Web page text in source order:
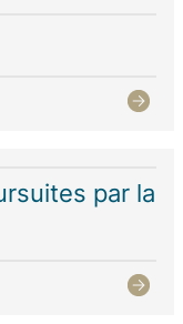
par la